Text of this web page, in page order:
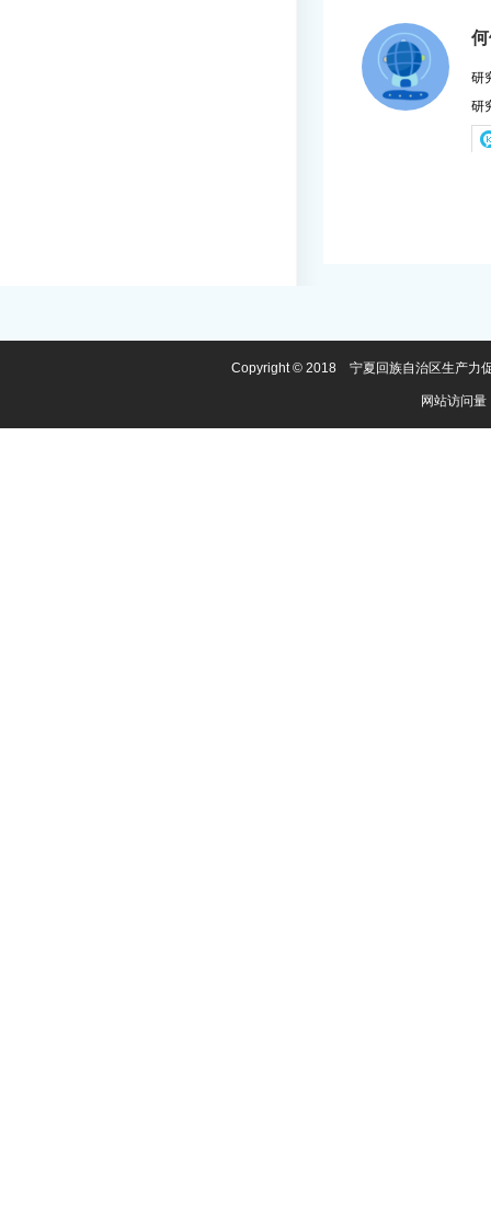
研
研
Copyright © 2018 宁夏回族自治区生产
网站访问量